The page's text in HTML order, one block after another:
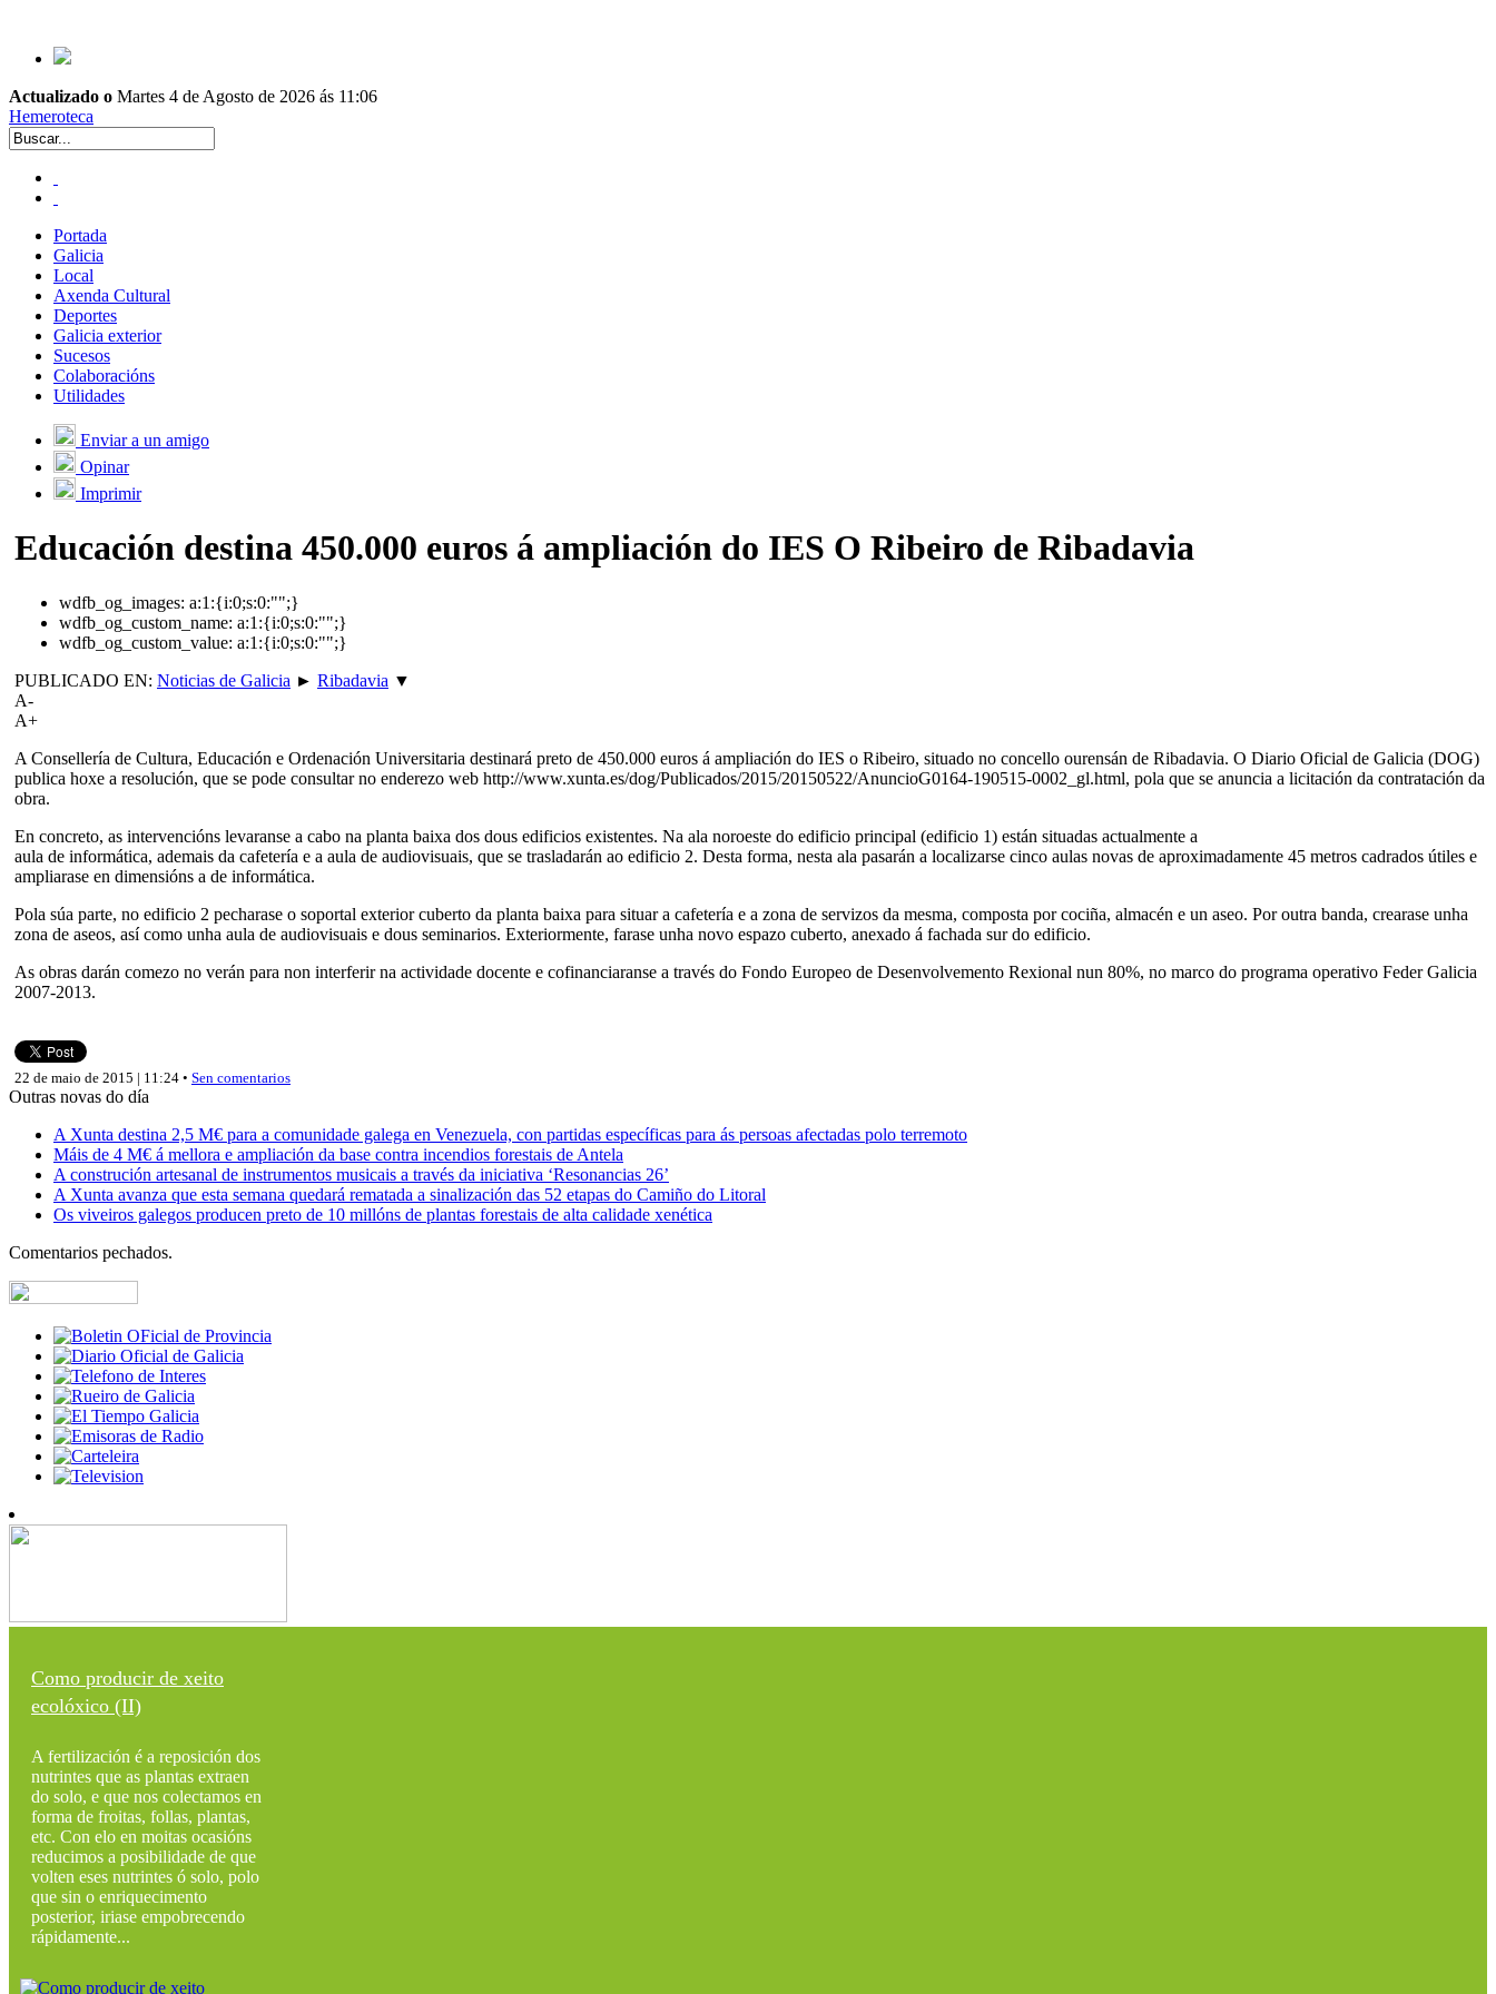
Actualizado o Martes 4 de Agosto de 2026 ás 11:06
Hemeroteca
Portada
Galicia
Local
Axenda Cultural
Deportes
Galicia exterior
Sucesos
Colaboracións
Utilidades
Enviar a un amigo
Opinar
Imprimir
Educación destina 450.000 euros á ampliación do IES O Ribeiro de Ribadavia
wdfb_og_images: a:1:{i:0;s:0:"";}
wdfb_og_custom_name: a:1:{i:0;s:0:"";}
wdfb_og_custom_value: a:1:{i:0;s:0:"";}
PUBLICADO EN: Noticias de Galicia ► Ribadavia ▼
A-
A+
A Consellería de Cultura, Educación e Ordenación Universitaria destinará preto de 450.000 euros á ampliación do IES o Ribeiro, situado no concello ourensán de Ribadavia. O Diario Oficial de Galicia (DOG)
publica hoxe a resolución, que se pode consultar no enderezo web http://www.xunta.es/dog/Publicados/2015/20150522/AnuncioG0164-190515-0002_gl.html, pola que se anuncia a licitación da contratación da
obra.
En concreto, as intervencións levaranse a cabo na planta baixa dos dous edificios existentes. Na ala noroeste do edificio principal (edificio 1) están situadas actualmente a
aula de informática, ademais da cafetería e a aula de audiovisuais, que se trasladarán ao edificio 2. Desta forma, nesta ala pasarán a localizarse cinco aulas novas de aproximadamente 45 metros cadrados útiles e
ampliarase en dimensións a de informática.
Pola súa parte, no edificio 2 pecharase o soportal exterior cuberto da planta baixa para situar a cafetería e a zona de servizos da mesma, composta por cociña, almacén e un aseo. Por outra banda, crearase unha
zona de aseos, así como unha aula de audiovisuais e dous seminarios. Exteriormente, farase unha novo espazo cuberto, anexado á fachada sur do edificio.
As obras darán comezo no verán para non interferir na actividade docente e cofinanciaranse a través do Fondo Europeo de Desenvolvemento Rexional nun 80%, no marco do programa operativo Feder Galicia
2007-2013.
22 de maio de 2015 | 11:24 • Sen comentarios
Outras novas do día
A Xunta destina 2,5 M€ para a comunidade galega en Venezuela, con partidas específicas para ás persoas afectadas polo terremoto
Máis de 4 M€ á mellora e ampliación da base contra incendios forestais de Antela
A construción artesanal de instrumentos musicais a través da iniciativa ‘Resonancias 26’
A Xunta avanza que esta semana quedará rematada a sinalización das 52 etapas do Camiño do Litoral
Os viveiros galegos producen preto de 10 millóns de plantas forestais de alta calidade xenética
Comentarios pechados.
Como producir de xeito
ecolóxico (II)
A fertilización é a reposición dos
nutrintes que as plantas extraen
do solo, e que nos colectamos en
forma de froitas, follas, plantas,
etc. Con elo en moitas ocasións
reducimos a posibilidade de que
volten eses nutrintes ó solo, polo
que sin o enriquecimento
posterior, iriase empobrecendo
rápidamente...